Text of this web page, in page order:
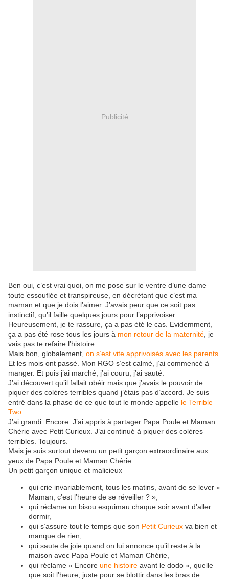
Publicité
Ben oui, c’est vrai quoi, on me pose sur le ventre d’une dame
toute essouflée et transpireuse, en décrétant que c’est ma
maman et que je dois l’aimer. J’avais peur que ce soit pas
instinctif, qu’il faille quelques jours pour l’apprivoiser…
Heureusement, je te rassure, ça a pas été le cas. Evidemment,
ça a pas été rose tous les jours à mon retour de la maternité , je
vais pas te refaire l’histoire.
Mais bon, globalement, on s’est vite apprivoisés avec les parents
Et les mois ont passé. Mon RGO s’est calmé, j’ai commencé à
manger. Et puis j’ai marché, j’ai couru, j’ai sauté.
J’ai découvert qu’il fallait obéir mais que j’avais le pouvoir de
piquer des colères terribles quand j’étais pas d’accord. Je suis
entré dans la phase de ce que tout le monde appelle le Terrible
Two
J’ai grandi. Encore. J’ai appris à partager Papa Poule et Maman
Chérie avec Petit Curieux. J’ai continué à piquer des colères
terribles. Toujours.
Mais je suis surtout devenu un petit garçon extraordinaire aux
yeux de Papa Poule et Maman Chérie.
Un petit garçon unique et malicieux
qui crie invariablement, tous les matins, avant de se lever «
Maman, c’est l’heure de se réveiller ? »,
qui réclame un bisou esquimau chaque soir avant d’aller
dormir,
qui s’assure tout le temps que son Petit Curieux va bien et
manque de rien,
qui saute de joie quand on lui annonce qu’il reste à la
maison avec Papa Poule et Maman Chérie,
qui réclame « Encore une histoire avant le dodo », quelle
que soit l’heure, juste pour se blottir dans les bras de